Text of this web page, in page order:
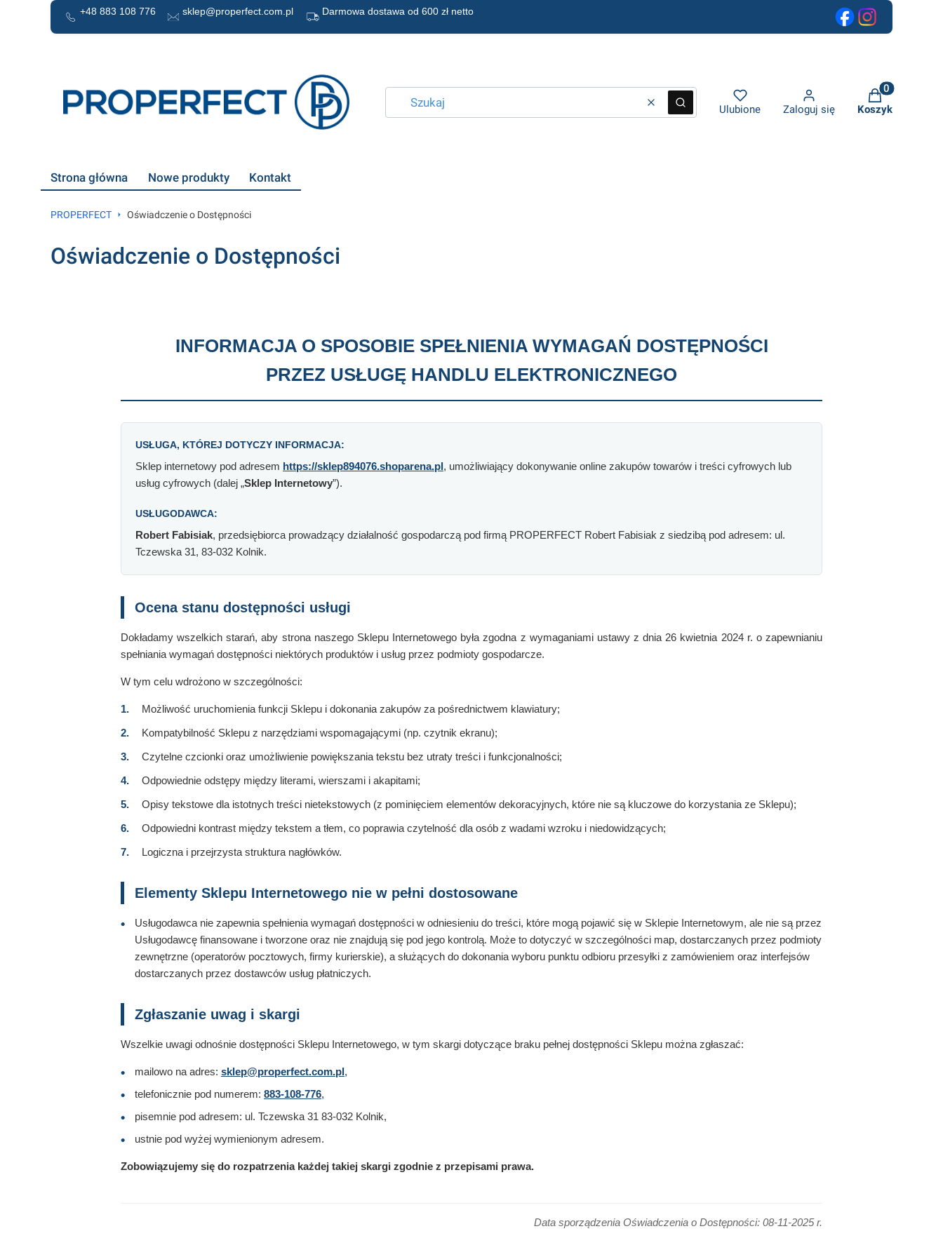
+48 883 108 776 sklep@properfect.com.pl Darmowa dostawa od 600 zł netto
WyczyśćSzukaj Ulubione Zaloguj się
Produkty w
Koszyk
Strona główna Nowe produkty Kontakt
PROPERFECT Oświadczenie o Dostępności
Oświadczenie o Dostępności
INFORMACJA O SPOSOBIE SPEŁNIENIA WYMAGAŃ DOSTĘPNOŚCI
PRZEZ USŁUGĘ HANDLU ELEKTRONICZNEGO
USŁUGA, KTÓREJ DOTYCZY INFORMACJA:
Sklep internetowy pod adresem https://sklep894076.shoparena.pl, umożliwiający dokonywanie online zakupów towarów i treści cyfrowych lub
usług cyfrowych (dalej „Sklep Internetowy”).
USŁUGODAWCA:
Robert Fabisiak, przedsiębiorca prowadzący działalność gospodarczą pod firmą PROPERFECT Robert Fabisiak z siedzibą pod adresem: ul.
Tczewska 31, 83-032 Kolnik.
Ocena stanu dostępności usługi
Dokładamy wszelkich starań, aby strona naszego Sklepu Internetowego była zgodna z wymaganiami ustawy z dnia 26 kwietnia 2024 r. o zapewnianiu
spełniania wymagań dostępności niektórych produktów i usług przez podmioty gospodarcze.
W tym celu wdrożono w szczególności:
Możliwość uruchomienia funkcji Sklepu i dokonania zakupów za pośrednictwem klawiatury;
Kompatybilność Sklepu z narzędziami wspomagającymi (np. czytnik ekranu);
Czytelne czcionki oraz umożliwienie powiększania tekstu bez utraty treści i funkcjonalności;
Odpowiednie odstępy między literami, wierszami i akapitami;
Opisy tekstowe dla istotnych treści nietekstowych (z pominięciem elementów dekoracyjnych, które nie są kluczowe do korzystania ze Sklepu);
Odpowiedni kontrast między tekstem a tłem, co poprawia czytelność dla osób z wadami wzroku i niedowidzących;
Logiczna i przejrzysta struktura nagłówków.
Elementy Sklepu Internetowego nie w pełni dostosowane
Usługodawca nie zapewnia spełnienia wymagań dostępności w odniesieniu do treści, które mogą pojawić się w Sklepie Internetowym, ale nie są przez
Usługodawcę finansowane i tworzone oraz nie znajdują się pod jego kontrolą. Może to dotyczyć w szczególności map, dostarczanych przez podmioty
zewnętrzne (operatorów pocztowych, firmy kurierskie), a służących do dokonania wyboru punktu odbioru przesyłki z zamówieniem oraz interfejsów
dostarczanych przez dostawców usług płatniczych.
Zgłaszanie uwag i skargi
Wszelkie uwagi odnośnie dostępności Sklepu Internetowego, w tym skargi dotyczące braku pełnej dostępności Sklepu można zgłaszać:
mailowo na adres: sklep@properfect.com.pl,
telefonicznie pod numerem: 883-108-776,
pisemnie pod adresem: ul. Tczewska 31 83-032 Kolnik,
ustnie pod wyżej wymienionym adresem.
Zobowiązujemy się do rozpatrzenia każdej takiej skargi zgodnie z przepisami prawa.
Data sporządzenia Oświadczenia o Dostępności: 08-11-2025 r.